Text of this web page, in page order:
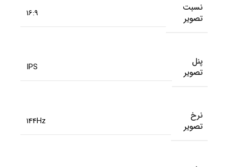
نسبت
تصویر
16:9
پنل
تصویر
IPS
نرخ
تصویر
144Hz